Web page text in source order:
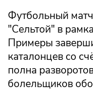
Футбольный
"Сельтой" в
Примеры
каталонцев со
полна
болельщиков